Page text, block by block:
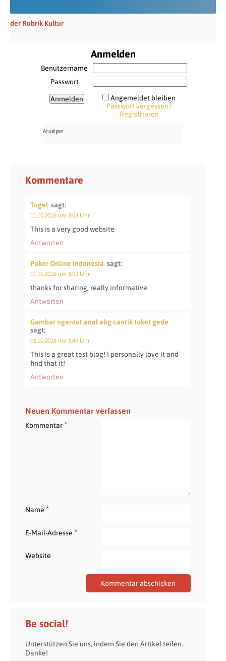
der Rubrik Kultur
Anmelden
Benutzername
Passwort
Angemeldet bleiben
Passwort vergessen?
Registrieren
Kommentare
Togel sagt:
11.10.2016 um 8:03 Uhr
This is a very good website
Antworten
Poker Online Indonesia sagt:
11.10.2016 um 8:02 Uhr
thanks for sharing, really informative
Antworten
Gambar ngentot anal abg cantik toket gede
sagt:
06.10.2016 um 3:49 Uhr
This is a great test blog! I personally love it and
find that it!
Antworten
Neuen Kommentar verfassen
Kommentar*
Name *
E-Mail-Adresse *
Website
Be social!
Unterstützen Sie uns, indem Sie den Artikel teilen.
Danke!